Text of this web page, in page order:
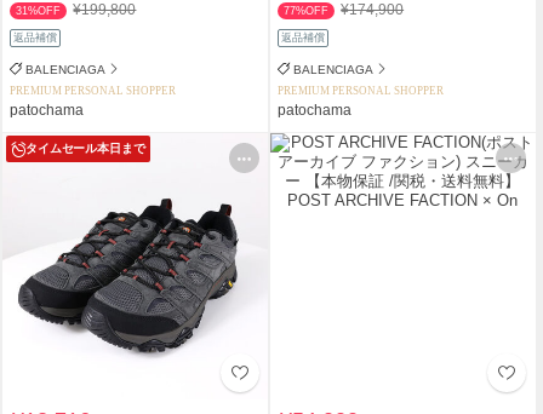
31%OFF ¥199,800
返品補償
BALENCIAGA
PREMIUM PERSONAL SHOPPER
patochama
77%OFF ¥174,900
返品補償
BALENCIAGA
PREMIUM PERSONAL SHOPPER
patochama
タイムセール本日まで